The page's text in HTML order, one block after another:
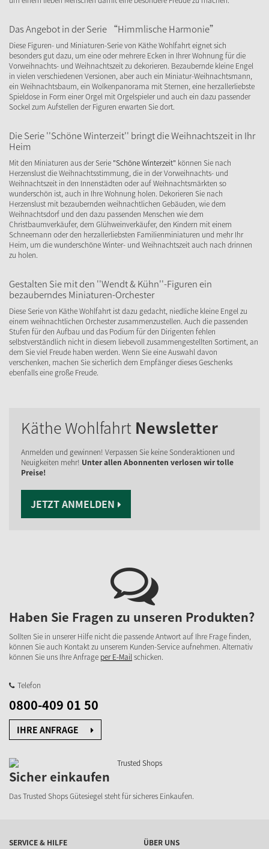
Das Angebot in der Serie “Himmlische Harmonie”
Diese Figuren- und Miniaturen-Serie von Käthe Wohlfahrt eignet sich
besonders gut dazu, um eine oder mehrere Ecken in Ihrer Wohnung für die
Vorweihnachts- und Weihnachtszeit zu dekorieren. Bezaubernde kleine Engel
in vielen verschiedenen Versionen, aber auch ein Miniatur-Weihnachtsmann,
ein Weihnachtsbaum, ein Wolkenpanorama mit Sternen, eine herzallerliebste
Spieldose in Form einer Orgel mit Orgelspieler und auch ein dazu passender
Sockel zum Aufstellen der Figuren erwarten Sie dort.
Die Serie ''Schöne Winterzeit'' bringt die Weihnachtszeit in Ihr
Heim
Mit den Miniaturen aus der Serie "Schöne Winterzeit" können Sie nach
Herzenslust die Weihnachtsstimmung, die in der Vorweihnachts- und
Weihnachtszeit in den Innenstädten oder auf Weihnachtsmärkten so
wunderschön ist, auch in Ihre Wohnung holen. Dekorieren Sie nach
Herzenslust mit bezaubernden weihnachtlichen Gebäuden, wie dem
Weihnachtsdorf und den dazu passenden Menschen wie dem
Christbaumverkäufer, dem Glühweinverkäufer, den Kindern mit einem
Schneemann oder den herzallerliebsten Familienminiaturen und mehr Ihr
Heim, um die wunderschöne Winter- und Weihnachtszeit auch nach drinnen
zu holen.
Gestalten Sie mit den ''Wendt & Kühn''-Figuren ein
bezauberndes Miniaturen-Orchester
Diese Serie von Käthe Wohlfahrt ist dazu gedacht, niedliche kleine Engel zu
einem weihnachtlichen Orchester zusammenzustellen. Auch die passenden
Stufen für den Aufbau und das Podium für den Dirigenten fehlen
selbstverständlich nicht in diesem liebevoll zusammengestellten Sortiment, an
dem Sie viel Freude haben werden. Wenn Sie eine Auswahl davon
verschenken, machen Sie sicherlich dem Empfänger dieses Geschenks
ebenfalls eine große Freude.
Käthe Wohlfahrt Newsletter
Anmelden und gewinnen! Verpassen Sie keine Sonderaktionen und
Neuigkeiten mehr! Unter allen Abonnenten verlosen wir tolle
Preise!
JETZT ANMELDEN
Haben Sie Fragen zu unseren Produkten?
Sollten Sie in unserer Hilfe nicht die passende Antwort auf Ihre Frage finden,
können Sie auch Kontakt zu unserem Kunden-Service aufnehmen. Alternativ
können Sie uns Ihre Anfrage per E-Mailschicken.
Telefon
0800-409 01 50
IHRE ANFRAGE
Sicher einkaufen
Das Trusted Shops Gütesiegel steht für sicheres Einkaufen.
SERVICE & HILFE
ÜBER UNS